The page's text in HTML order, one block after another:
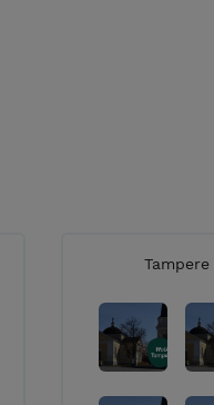
Tampere